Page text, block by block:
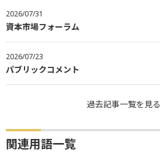
2026/07/31
資本市場フォーラム
2026/07/23
パブリックコメント
過去記事一覧を見る
関連用語一覧